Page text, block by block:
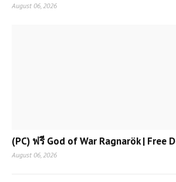
August 06, 2026
(PC) ฟรี God of War Ragnarök | Free
August 06, 2026